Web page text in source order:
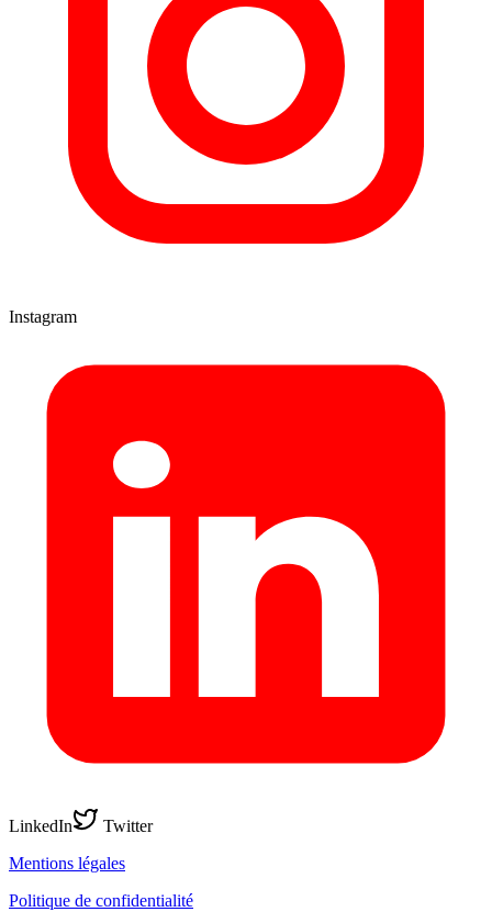
Instagram
LinkedIn
Twitter
Mentions légales
Politique de confidentialité